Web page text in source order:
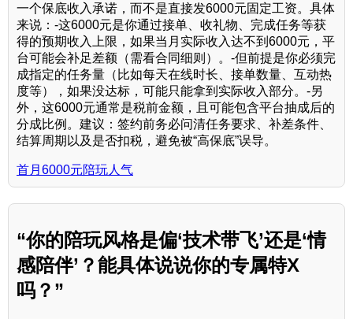
一个保底收入承诺，而不是直接发6000元固定工资。具体
来说：-这6000元是你通过接单、收礼物、完成任务等获
得的预期收入上限，如果当月实际收入达不到6000元，平
台可能会补足差额（需看合同细则）。-但前提是你必须完
成指定的任务量（比如每天在线时长、接单数量、互动热
度等），如果没达标，可能只能拿到实际收入部分。-另
外，这6000元通常是税前金额，且可能包含平台抽成后的
分成比例。建议：签约前务必问清任务要求、补差条件、
结算周期以及是否扣税，避免被“高保底”误导。
首月6000元陪玩人气
“你的陪玩风格是偏‘技术带飞’还是‘情
感陪伴’？能具体说说你的专属特X
吗？”